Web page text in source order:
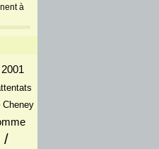
à
Cheney
/